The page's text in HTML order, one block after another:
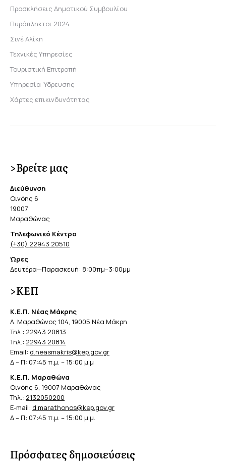
Προσκλήσεις Δημοτικού Συμβουλίου
Πυρόπληκτοι 2024
Σινέ Αλίκη
Τεχνικές Υπηρεσίες
Τουριστική Επιτροπή
Υπηρεσία Ύδρευσης
Χάρτες επικινδυνότητας
>Βρείτε μας
Διεύθυνση
Οινόης 6
19007
Μαραθώνας
Τηλεφωνικό Κέντρο
(+30) 22943 20510
Ώρες
Δευτέρα—Παρασκευή: 8:00πμ–3:00μμ
>ΚΕΠ
Κ.Ε.Π. Νέας Μάκρης
Λ. Μαραθώνος 104, 19005 Νέα Μάκρη
Τηλ.: 22943 20813
Τηλ.: 22943 20814
Email: d.neasmakris@kep.gov.gr
Δ – Π: 07:45 π.μ. – 15:00 μ.μ
Κ.Ε.Π. Μαραθώνα
Οινόης 6, 19007 Μαραθώνας
Τηλ.: 2132050200
E-mail: d.marathonos@kep.gov.gr
Δ – Π: 07:45 π.μ. – 15:00 μ.μ.
Πρόσφατες δημοσιεύσεις